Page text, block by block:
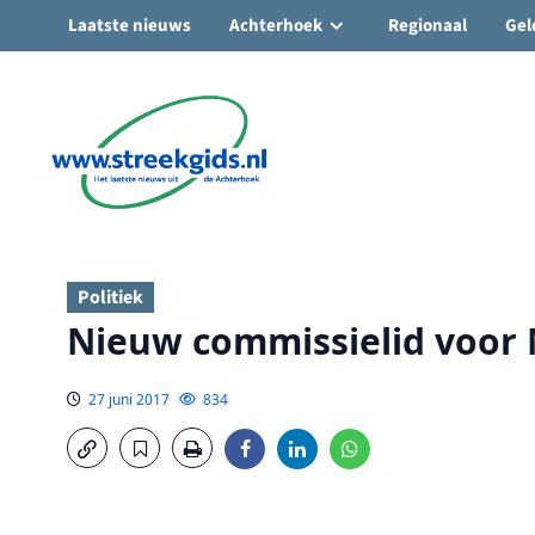
Ga
inhoud
Laatste nieuws Achterhoek Regionaal
Politiek
Nieuw commissielid voor
27 juni 2017 834